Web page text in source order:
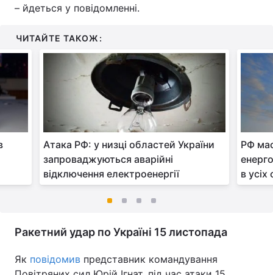
– йдеться у повідомленні.
ЧИТАЙТЕ ТАКОЖ:
Атака РФ: у низці областей України
запроваджуються аварійні
відключення електроенергії
РФ
в усіх
Ракетний удар по Україні 15 листопада
Як повідомив представник командування